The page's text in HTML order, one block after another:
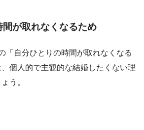
間が取れなくなるため
「自分ひとりの時間が取れなくなる
個人的で主観的な結婚したくない理
う。